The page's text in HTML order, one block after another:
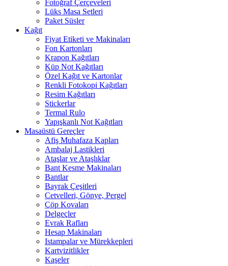
Fotoğraf Çerçeveleri
Lüks Masa Setleri
Paket Süsler
Kağıt
Fiyat Etiketi ve Makinaları
Fon Kartonları
Krapon Kağıtları
Küp Not Kağıtları
Özel Kağıt ve Kartonlar
Renkli Fotokopi Kağıtları
Resim Kağıtları
Stickerlar
Termal Rulo
Yapışkanlı Not Kağıtları
Masaüstü Gereçler
Afiş Muhafaza Kapları
Ambalaj Lastikleri
Ataşlar ve Ataşlıklar
Bant Kesme Makinaları
Bantlar
Bayrak Çeşitleri
Cetvelleri, Gönye, Pergel
Çöp Kovaları
Delgeçler
Evrak Rafları
Hesap Makinaları
Istampalar ve Mürekkepleri
Kartvizitlikler
Kaşeler